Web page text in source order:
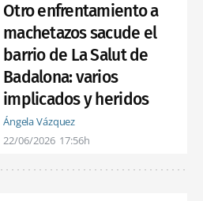
Otro enfrentamiento a
machetazos sacude el
barrio de La Salut de
Badalona: varios
implicados y heridos
Ángela Vázquez
22/06/2026 17:56h